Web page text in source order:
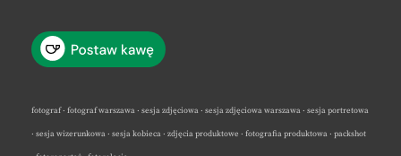
fotograf · fotograf warszawa · sesja zdjęciowa · sesja zdjęciowa warszawa · sesja portretowa
· sesja wizerunkowa · sesja kobieca · zdjęcia produktowe · fotografia produktowa · packshot